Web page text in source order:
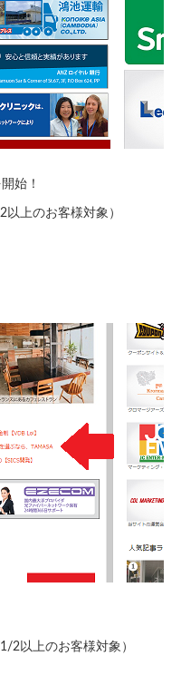
始！
上のお客様対象）
2以上のお客様対象）